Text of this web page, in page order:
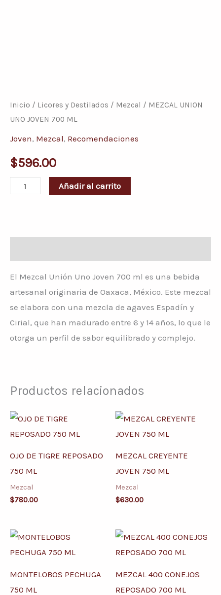
Inicio / Licores y Destilados / Mezcal / MEZCAL UNION
UNO JOVEN 700 ML
Joven, Mezcal, Recomendaciones
$596.00
UNO
JOVEN
700
cantidad
Añadir al carrito
El Mezcal Unión Uno Joven 700 ml es una bebida
artesanal originaria de Oaxaca, México. Este mezcal
se elabora con una mezcla de agaves Espadín y
Cirial, que han madurado entre 6 y 14 años, lo que le
otorga un perfil de sabor equilibrado y complejo.
Productos relacionados
OJO DE TIGRE REPOSADO
750 ML
Mezcal
$780.00
MEZCAL CREYENTE
JOVEN 750 ML
Mezcal
$630.00
MONTELOBOS PECHUGA
750 ML
MEZCAL 400 CONEJOS
REPOSADO 700 ML